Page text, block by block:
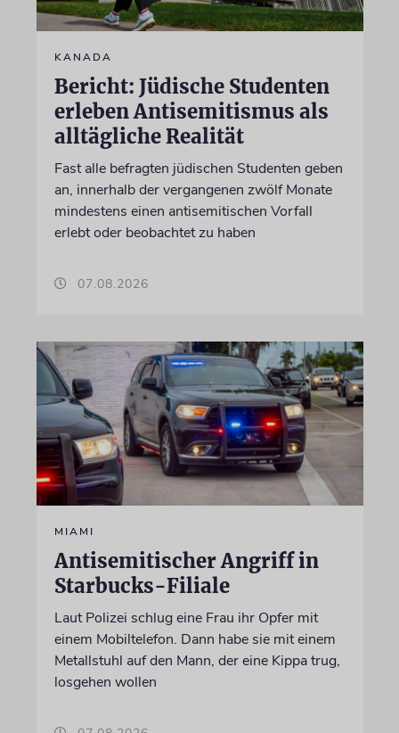
KANADA
Bericht: Jüdische Studenten
erleben Antisemitismus als
alltägliche Realität
Fast alle befragten jüdischen Studenten geben
an, innerhalb der vergangenen zwölf Monate
mindestens einen antisemitischen Vorfall
erlebt oder beobachtet zu haben
07.08.2026
MIAMI
Antisemitischer Angriff in
Starbucks-Filiale
Laut Polizei schlug eine Frau ihr Opfer mit
einem Mobiltelefon. Dann habe sie mit einem
Metallstuhl auf den Mann, der eine Kippa trug,
losgehen wollen